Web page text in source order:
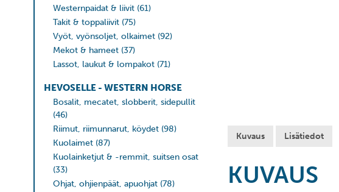
Westernpaidat & liivit (61)
Takit & toppaliivit (75)
Vyöt, vyönsoljet, olkaimet (92)
Mekot & hameet (37)
Lassot, laukut & lompakot (71)
HEVOSELLE - WESTERN HORSE
Bosalit, mecatet, slobberit, sidepullit
(46)
Riimut, riimunnarut, köydet (98)
Kuolaimet (87)
Kuolainketjut & -remmit, suitsen osat
(33)
Ohjat, ohjienpäät, apuohjat (78)
Kuvaus Lisätiedot
KUVAUS